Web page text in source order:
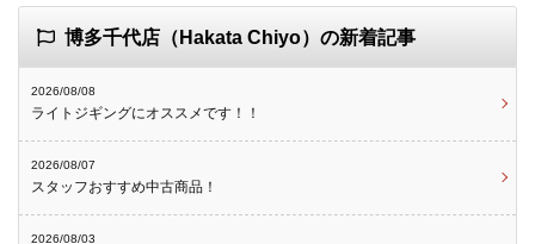
博多千代店（Hakata Chiyo）の新着記事
2026/08/08
ライトジギングにオススメです！！
2026/08/07
スタッフおすすめ中古商品！
2026/08/03